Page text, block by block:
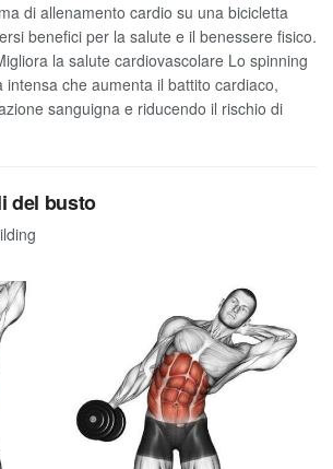
di allenamento cardio su una bicicletta
benefici per la salute e il benessere fisico.
la salute cardiovascolare Lo spinning
intensa che aumenta il battito cardiaco,
sanguigna e riducendo il rischio di
del busto